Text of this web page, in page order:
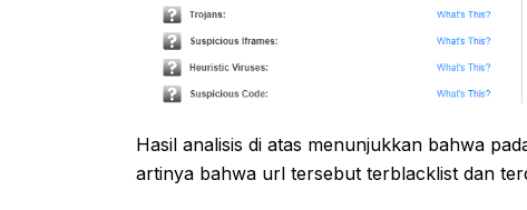
Hasil analisis di atas menunjukkan bahwa
artinya bahwa url tersebut terblacklist dan